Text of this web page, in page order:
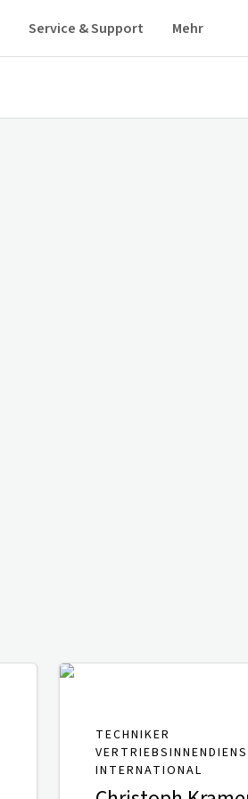
Service & Support Mehr
TECHNIKER
INTERNATIONAL